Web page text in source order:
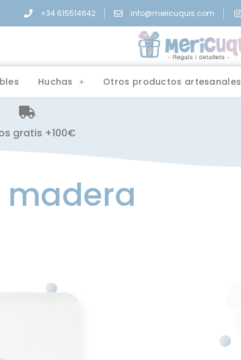
+34 615514642 info@mericuquis.com
Huchas Otros productos artesanales
gratis +100€